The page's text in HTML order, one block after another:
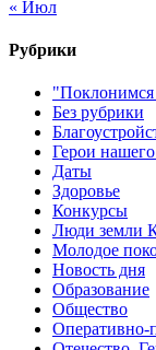
« Июл
Рубрики
Без рубрики
Герои
Даты
Здоровье
Конкурсы
Люди земли
Молодое
Новость дня
Образование
Общество
Оперативно-